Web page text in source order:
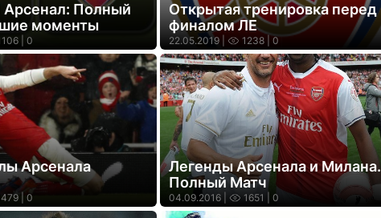
Арсенал: Полный
моменты
| 0
Открытая тренировка перед
финалом ЛЕ
22.05.2019 | 1238 | 0
Арсенала
| 0
Легенды Арсенала и Милана.
Полный Матч
04.09.2016 | 1651 | 0